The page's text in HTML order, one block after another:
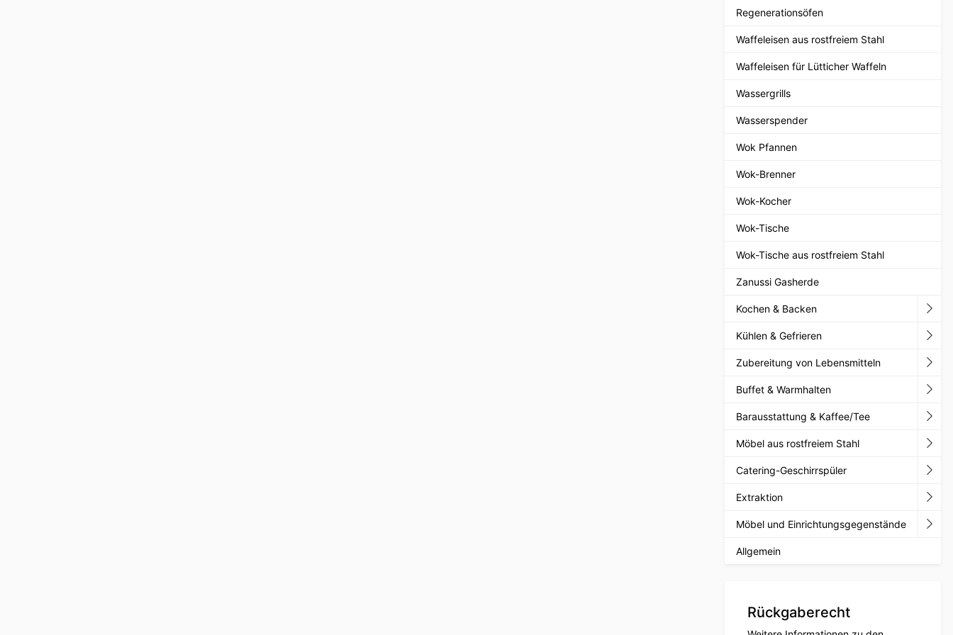
Regenerationsöfen
Waffeleisen aus rostfreiem Stahl
Waffeleisen für Lütticher Waffeln
Wassergrills
Wasserspender
Wok Pfannen
Wok-Brenner
Wok-Kocher
Wok-Tische
Wok-Tische aus rostfreiem Stahl
Zanussi Gasherde
Kochen & Backen
Kühlen & Gefrieren
Zubereitung von Lebensmitteln
Buffet & Warmhalten
Barausstattung & Kaffee/Tee
Möbel aus rostfreiem Stahl
Catering-Geschirrspüler
Extraktion
Möbel und Einrichtungsgegenstände
Allgemein
Rückgaberecht